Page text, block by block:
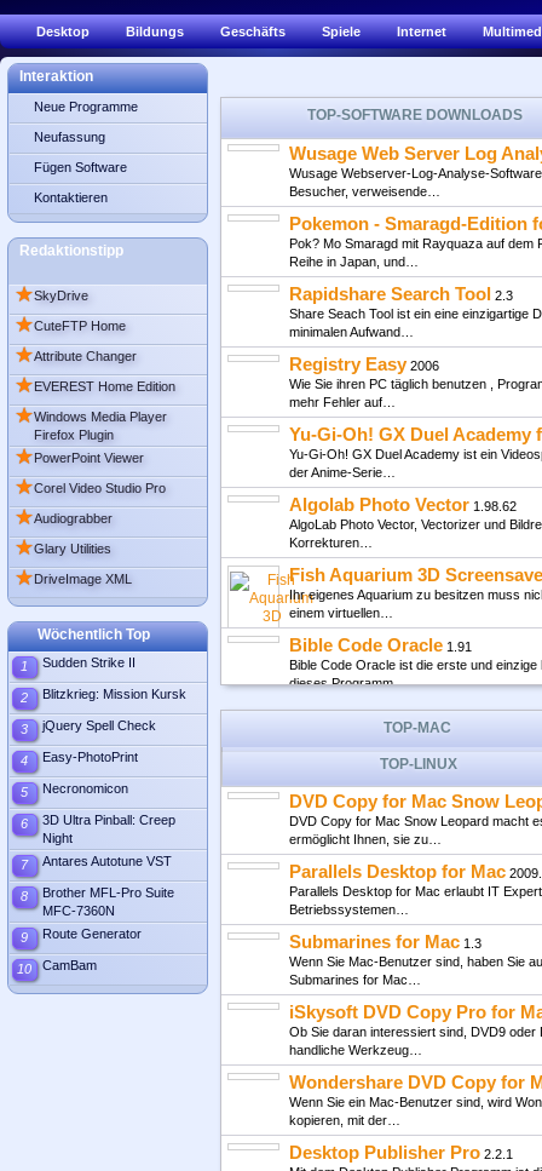
Desktop Bildungs Geschäfts Spiele Internet
TOP-SOFTWARE DOWNLOADS
Wusage Web Server Log
Wusage Webserver-Log-Analyse-
Besucher, verweisende…
Pokemon - Smaragd-Edition
Pok? Mo Smaragd mit Rayquaza auf dem
Reihe in Japan, und…
Rapidshare Search Tool 2.3
Share Seach Tool ist ein eine einzigartige
minimalen Aufwand…
Registry Easy 2006
Wie Sie ihren PC täglich benutzen ,
mehr Fehler auf…
Yu-Gi-Oh! GX Duel Academy
Yu-Gi-Oh! GX Duel Academy ist ein
der Anime-Serie…
Algolab Photo Vector 1.98.62
AlgoLab Photo Vector, Vectorizer und
Korrekturen…
Fish Aquarium 3D
Ihr eigenes Aquarium zu besitzen muss
einem virtuellen…
Bible Code Oracle 1.91
Bible Code Oracle ist die erste und
dieses Programm…
lanview
LanView ist ein praktisches Tool für Sie,
Acoustica3.1
Sie können Acoustica verwenden, um
viele mehr, auf Ihrem…
Internet Download Manager
Internet Download Manager 5.1.1 build 2
Dateien Downloader,…
RollBack Rx Software -
Egal ob Sie in der IT Branche arbeiten
werden Sie Änderungen…
Cfont Pro2.2.0.15
Cfont Pro wurde entwickelt um System-,
Pro können…
Top-
TOP-MAC
TOP-LINUX
DVD Copy for Mac Snow
DVD Copy for Mac Snow Leopard macht
ermöglicht Ihnen, sie zu…
Parallels Desktop for Mac
Parallels Desktop for Mac erlaubt IT
Betriebssystemen…
Submarines for Mac 1.3
Wenn Sie Mac-Benutzer sind, haben Sie
Submarines for Mac…
iSkysoft DVD Copy Pro for
Ob Sie daran interessiert sind, DVD9
handliche Werkzeug…
Wondershare DVD Copy for
Wenn Sie ein Mac-Benutzer sind, wird
kopieren, mit der…
Desktop Publisher Pro 2.2.1
Interaktion
Neue Programme
Neufassung
Fügen Software
Kontaktieren
Redaktionstipp
★SkyDrive
★CuteFTP Home
★Attribute Changer
★EVEREST Home Edition
★Windows Media Player
Firefox Plugin
★PowerPoint Viewer
★Corel Video Studio Pro
★Audiograbber
★Glary Utilities
★DriveImage XML
Wöchentlich Top
1 Sudden Strike II
2 Blitzkrieg: Mission Kursk
3 jQuery Spell Check
4 Easy-PhotoPrint
5 Necronomicon
6
3D Ultra Pinball: Creep
Night
7
Antares Autotune VST
8
Brother MFL-Pro Suite
MFC-7360N
9
Route Generator
10 CamBam